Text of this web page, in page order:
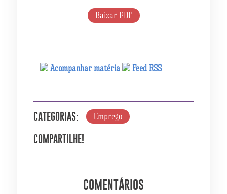
Baixar PDF
Acompanhar matéria Feed RSS
CATEGORIAS: Emprego
COMPARTILHE!
COMENTÁRIOS